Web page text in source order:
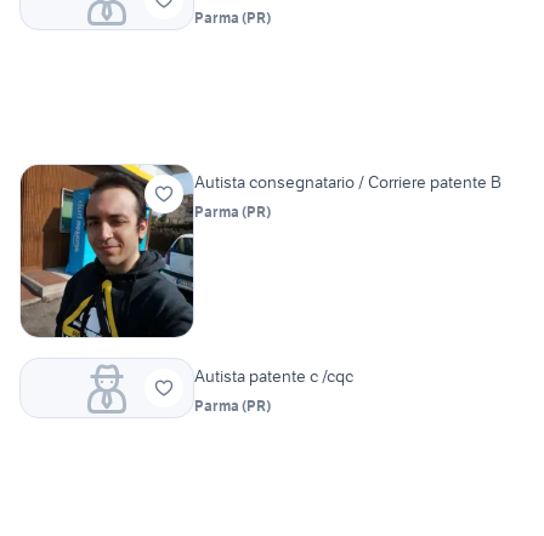
Parma (PR)
Autista consegnatario / Corriere patente B
Parma (PR)
Autista patente c /cqc
Parma (PR)